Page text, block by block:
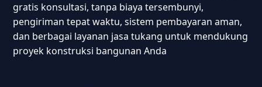
gratis konsultasi, tanpa biaya tersembunyi,
pengiriman tepat waktu, sistem pembayaran aman,
dan berbagai layanan jasa tukang untuk mendukung
proyek konstruksi bangunan Anda